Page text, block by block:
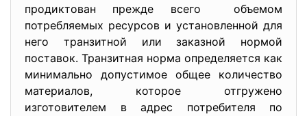
продиктован прежде всего объемом
потребляемых ресурсов и установленной для
него транзитной или заказной нормой
поставок. Транзитная норма определяется как
минимально допустимое общее количество
материалов, которое отгружено
изготовителем в адрес потребителя по